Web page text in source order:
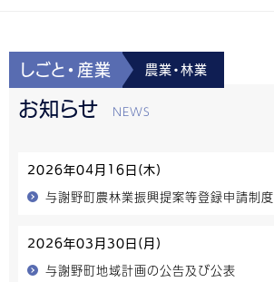
しごと・産業 農業・林業
お知らせ
2026年04月16日(木)
与謝野町農林業振興提案等登録申請制度
2026年03月30日(月)
与謝野町地域計画の公告及び公表